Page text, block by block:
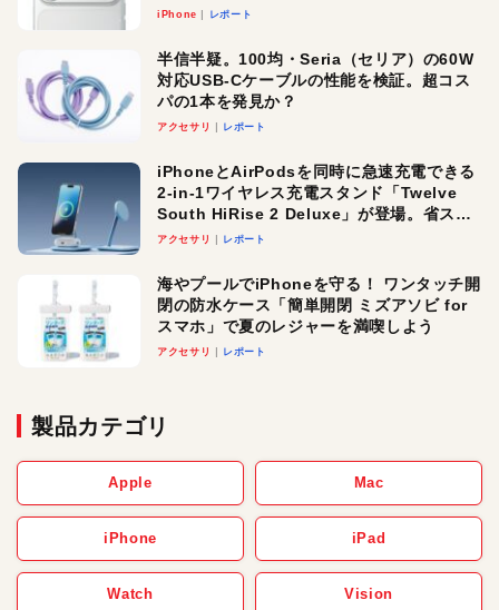
iPhone レポート
半信半疑。100均・Seria（セリア）の60W
対応USB-Cケーブルの性能を検証。超コス
パの1本を発見か？
アクセサリ レポート
iPhoneとAirPodsを同時に急速充電できる
2-in-1ワイヤレス充電スタンド「Twelve
South HiRise 2 Deluxe」が登場。省スペ
ースでおしゃれに充電したい人にオスス
アクセサリ レポート
海やプールでiPhoneを守る！ ワンタッチ開
閉の防水ケース「簡単開閉 ミズアソビ for
スマホ」で夏のレジャーを満喫しよう
アクセサリ レポート
製品カテゴリ
Apple Mac
iPhone iPad
Watch Vision